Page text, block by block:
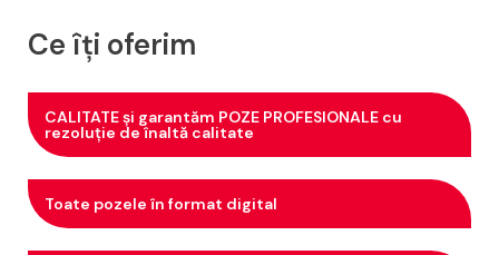
Ce îți oferim
CALITATE și garantăm POZE PROFESIONALE cu
rezoluție de înaltă calitate
Toate pozele în format digital